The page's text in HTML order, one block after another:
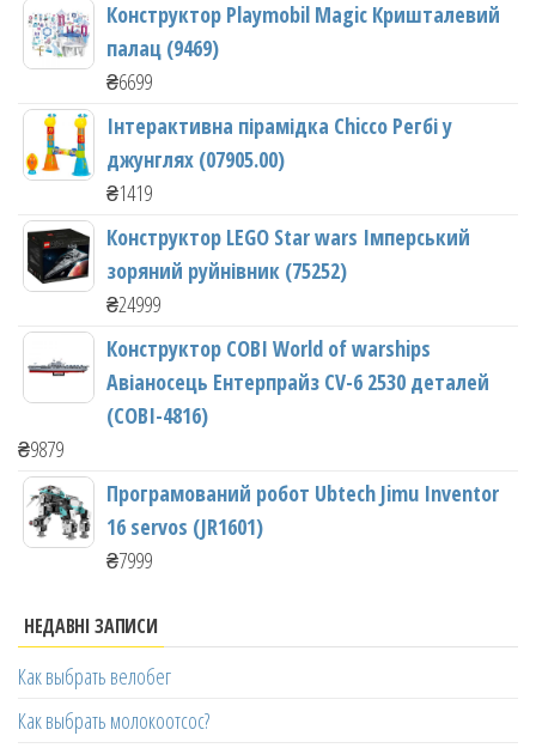
Конструктор Playmobil Magic Кришталевий
палац (9469)
₴6699
Інтерактивна пірамідка Chicco Регбі у
джунглях (07905.00)
₴1419
Конструктор LEGO Star wars Імперський
зоряний руйнівник (75252)
₴24999
Конструктор COBI World of warships
Авіаносець Ентерпрайз CV-6 2530 деталей
(COBI-4816)
₴9879
Програмований робот Ubtech Jimu Inventor
16 servos (JR1601)
₴7999
НЕДАВНІ ЗАПИСИ
Как выбрать велобег
Как выбрать молокоотсос?